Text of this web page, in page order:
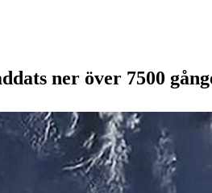
ner över 7500